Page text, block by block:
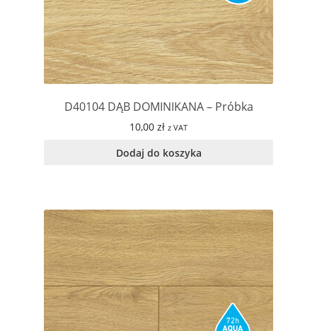
D40104 DĄB DOMINIKANA – Próbka
10,00 zł z VAT
Dodaj do koszyka